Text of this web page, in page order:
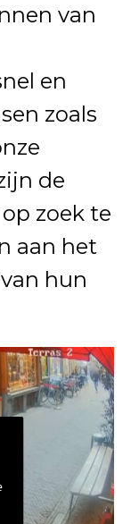
van
en
zoals
de
zoek te
aan het
hun